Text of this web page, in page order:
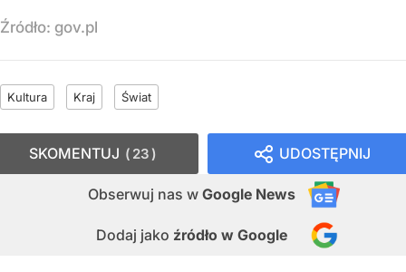
Źródło: gov.pl
Kultura Kraj Świat
UDOSTĘPNIJ
Obserwuj nas w Google News
Dodaj jako źródło w Google
SKOMENTUJ 23